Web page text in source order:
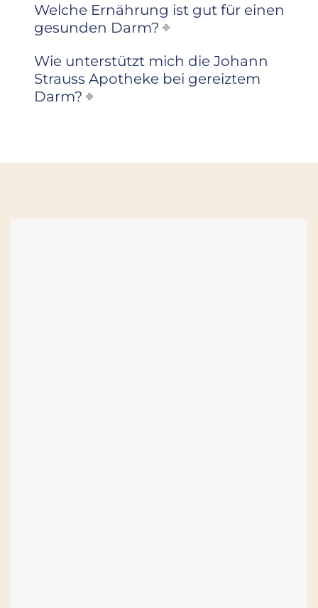
Welche Ernährung ist gut für einen
gesunden Darm?
Wie unterstützt mich die Johann
Strauss Apotheke bei gereiztem
Darm?